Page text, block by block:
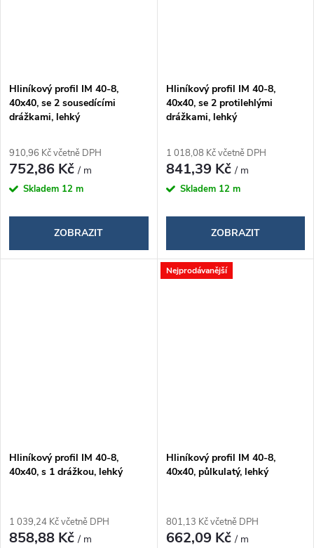
Hliníkový profil IM 40-8,
40x40, se 2 sousedícími
drážkami, lehký
910,96 Kč včetně DPH
752,86 Kč/ m
Skladem 12 m
ZOBRAZIT
Hliníkový profil IM 40-8,
40x40, se 2 protilehlými
drážkami, lehký
1 018,08 Kč včetně DPH
841,39 Kč/ m
Skladem 12 m
ZOBRAZIT
Hliníkový profil IM 40-8,
40x40, s 1 drážkou, lehký
1 039,24 Kč včetně DPH
858,88 Kč/ m
Nejprodávanější
Hliníkový profil IM 40-8,
40x40, půlkulatý, lehký
801,13 Kč včetně DPH
662,09 Kč/ m